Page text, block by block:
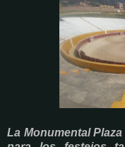
La Monumental